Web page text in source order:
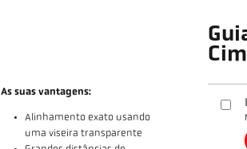
As suas vantagens:
Alinhamento exato usando
uma viseira transparente